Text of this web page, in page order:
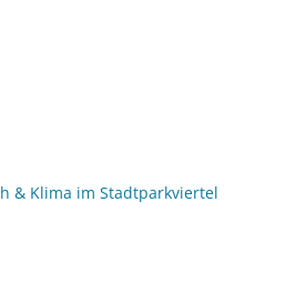
& Klima im Stadtparkviertel